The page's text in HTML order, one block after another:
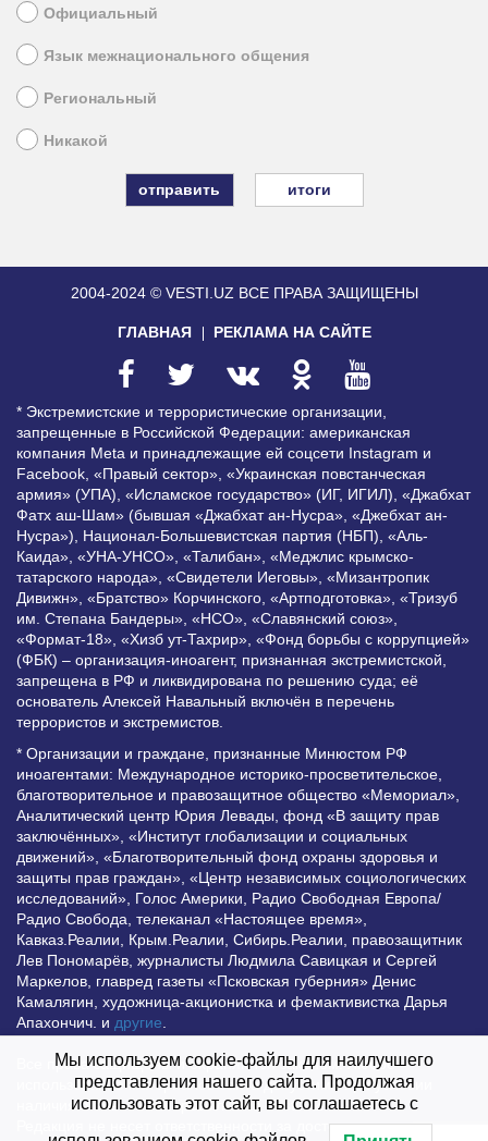
Официальный
Язык межнационального общения
Региональный
Никакой
итоги
2004-2024 © VESTI.UZ ВСЕ ПРАВА ЗАЩИЩЕНЫ
ГЛАВНАЯ РЕКЛАМА НА САЙТЕ
* Экстремистские и террористические организации,
запрещенные в Российской Федерации: американская
компания Meta и принадлежащие ей соцсети Instagram и
Facebook, «Правый сектор», «Украинская повстанческая
армия» (УПА), «Исламское государство» (ИГ, ИГИЛ), «Джабхат
Фатх аш-Шам» (бывшая «Джабхат ан-Нусра», «Джебхат ан-
Нусра»), Национал-Большевистская партия (НБП), «Аль-
Каида», «УНА-УНСО», «Талибан», «Меджлис крымско-
татарского народа», «Свидетели Иеговы», «Мизантропик
Дивижн», «Братство» Корчинского, «Артподготовка», «Тризуб
им. Степана Бандеры», «НСО», «Славянский союз»,
«Формат-18», «Хизб ут-Тахрир», «Фонд борьбы с коррупцией»
(ФБК) – организация-иноагент, признанная экстремистской,
запрещена в РФ и ликвидирована по решению суда; её
основатель Алексей Навальный включён в перечень
террористов и экстремистов.
* Организации и граждане, признанные Минюстом РФ
иноагентами: Международное историко-просветительское,
благотворительное и правозащитное общество «Мемориал»,
Аналитический центр Юрия Левады, фонд «В защиту прав
заключённых», «Институт глобализации и социальных
движений», «Благотворительный фонд охраны здоровья и
защиты прав граждан», «Центр независимых социологических
исследований», Голос Америки, Радио Свободная Европа/
Радио Свобода, телеканал «Настоящее время»,
Кавказ.Реалии, Крым.Реалии, Сибирь.Реалии, правозащитник
Лев Пономарёв, журналисты Людмила Савицкая и Сергей
Маркелов, главред газеты «Псковская губерния» Денис
Камалягин, художница-акционистка и фемактивистка Дарья
Апахончич. и другие
Все права защищены и охраняются законом. Любое
использование материалов сайта допустимо при условии
наличия активной гиперссылки на Vesti.UZ.
Редакция не несет ответственности за достоверность
Мы используем cookie-файлы для наилучшего
представления нашего сайта. Продолжая
использовать этот сайт, вы соглашаетесь с